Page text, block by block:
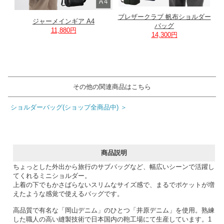
ジャーメインギア A4
11,880円
ブレザークラブ 帆布ショルダー
バッグ
14,300円
その他の関連商品はこちら
ショルダーバッグ(ショップ全商品中) ＞
商品説明
ちょっとした外出から旅行のサブバッグなど、幅広いシーンで活躍し
てくれるミニショルダー。
上着の下でもかさばらないスリムなサイズ感で、まるでポケットが増
えたような感覚で使えるバッグです。
高品質で有名な「岡山デニム」のひとつ「井原デニム」を使用。熟練
した職人の高い縫製技術で日本国内の鞄工場にて生産しています。1